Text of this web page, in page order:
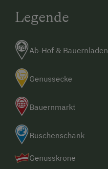
Legende
Ab-Hof & Bauernladen
Genussecke
Bauernmarkt
Buschenschank
Genusskrone